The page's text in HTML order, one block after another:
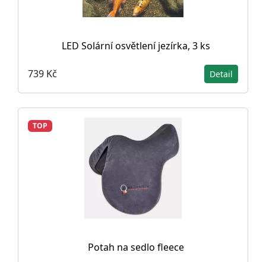
LED Solární osvětlení jezírka, 3 ks
739 Kč Detail
TOP
Potah na sedlo fleece